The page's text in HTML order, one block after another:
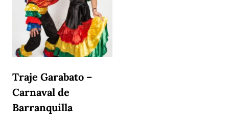
Traje Garabato –
Carnaval de
Barranquilla